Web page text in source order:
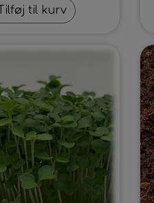
Tilføj til kurv